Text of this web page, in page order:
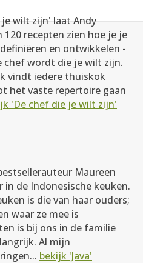
wilt zijn' laat Andy
120 recepten zien hoe je je
en ontwikkelen -
chef wordt die je wilt zijn.
vindt iedere thuiskok
het vaste repertoire gaan
'De chef die je wilt zijn'
Maureen
in de Indonesische keuken.
is die van haar ouders;
waar ze mee is
is bij ons in de familie
Al mijn
bekijk 'Java'